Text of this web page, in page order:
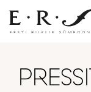
content